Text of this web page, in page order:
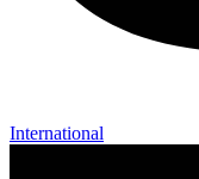
International